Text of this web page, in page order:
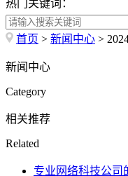
热门关键词：
首页 > 新闻中心 >
新闻中心
Category
相关推荐
Related
专业网络科技公司